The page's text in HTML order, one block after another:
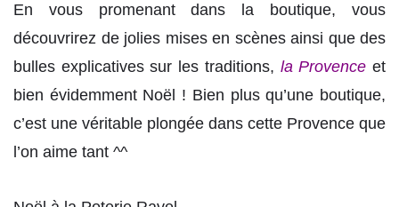
En vous promenant dans la boutique, vous
découvrirez de jolies mises en scènes ainsi que des
bulles explicatives sur les traditions, la Provence et
bien évidemment Noël ! Bien plus qu’une boutique,
c’est une véritable plongée dans cette Provence que
l’on aime tant ^^